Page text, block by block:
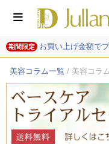
期間限定 お買い上げ金額で
美容コラム一覧 / 美容コラ